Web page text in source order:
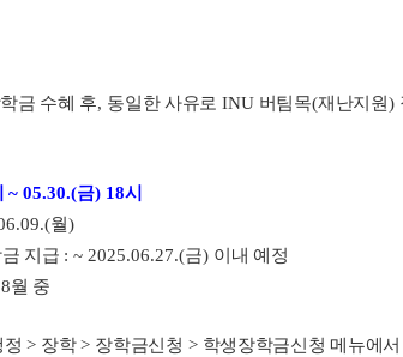
금 수혜 후, 동일한 사유로 INU 버팀목(재난지원)
~ 05.30.(금) 18시
월)
지급 : ~ 2025.06.27.(금) 이내 예정
월 중
정> 장학> 장학금신청 > 학생장학금신청 메뉴에